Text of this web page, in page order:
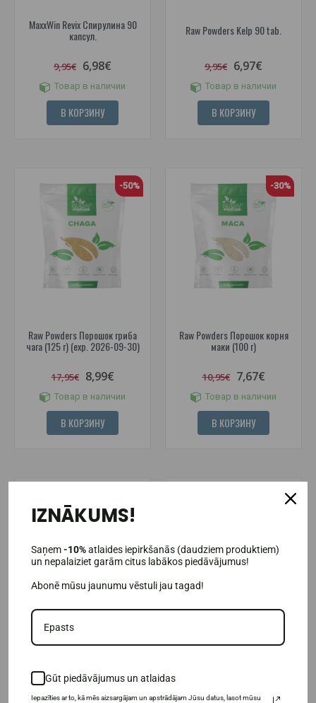
MaxxWin Revix Спирулина 90
капсул.
9,95€ 6,98€
Товар в наличии
В КОРЗИНУ
Raw Powders Kelp 90 tab.
9,95€ 6,97€
Товар в наличии
В КОРЗИНУ
-50%
Raw Powders Порошок гриба
чага (125 г) (exp. 2026-09-30)
17,95€ 8,99€
Товар в наличии
В КОРЗИНУ
-30%
Raw Powders Порошок корня
маки (100 г)
10,95€ 7,67€
Товар в наличии
В КОРЗИНУ
Raw Powders Порошок ягод
16,95€ 11,87€
-50%
Raw Powders Порошок ягод
годжи (125 г) (exp. 2026-08-
IZNĀKUMS!
Saņem-10%atlaides iepirkšanās (daudziem produktiem)
un nepalaiziet garām citus labākos piedāvājumus!
Abonē mūsu jaunumu vēstuli jau tagad!
Gūt piedāvājumus un atlaidas
Iepazīties ar to, kā mēs aizsargājam un apstrādājam Jūsu datus, lasot mūsu